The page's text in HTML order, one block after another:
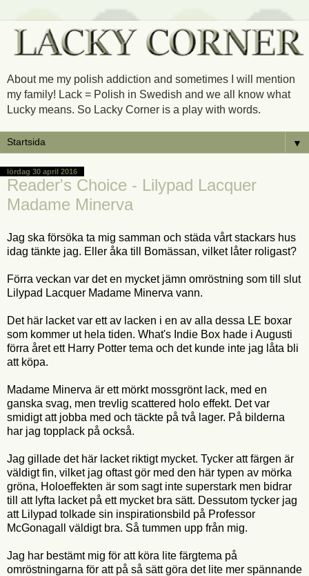
About me my polish addiction and sometimes I will mention
my family! Lack = Polish in Swedish and we all know what
Lucky means. So Lacky Corner is a play with words.
▼
lördag 30 april 2016
Reader's Choice - Lilypad Lacquer
Madame Minerva
Jag ska försöka ta mig samman och städa vårt stackars hus
idag tänkte jag. Eller åka till Bomässan, vilket låter roligast?
Förra veckan var det en mycket jämn omröstning som till slut
Lilypad Lacquer Madame Minerva vann.
Det här lacket var ett av lacken i en av alla dessa LE boxar
som kommer ut hela tiden. What's Indie Box hade i Augusti
förra året ett Harry Potter tema och det kunde inte jag låta bli
att köpa.
Madame Minerva är ett mörkt mossgrönt lack, med en
ganska svag, men trevlig scattered holo effekt. Det var
smidigt att jobba med och täckte på två lager. På bilderna
har jag topplack på också.
Jag gillade det här lacket riktigt mycket. Tycker att färgen är
väldigt fin, vilket jag oftast gör med den här typen av mörka
gröna, Holoeffekten är som sagt inte superstark men bidrar
till att lyfta lacket på ett mycket bra sätt. Dessutom tycker jag
att Lilypad tolkade sin inspirationsbild på Professor
McGonagall väldigt bra. Så tummen upp från mig.
Jag har bestämt mig för att köra lite färgtema på
omröstningarna för att på så sätt göra det lite mer spännande